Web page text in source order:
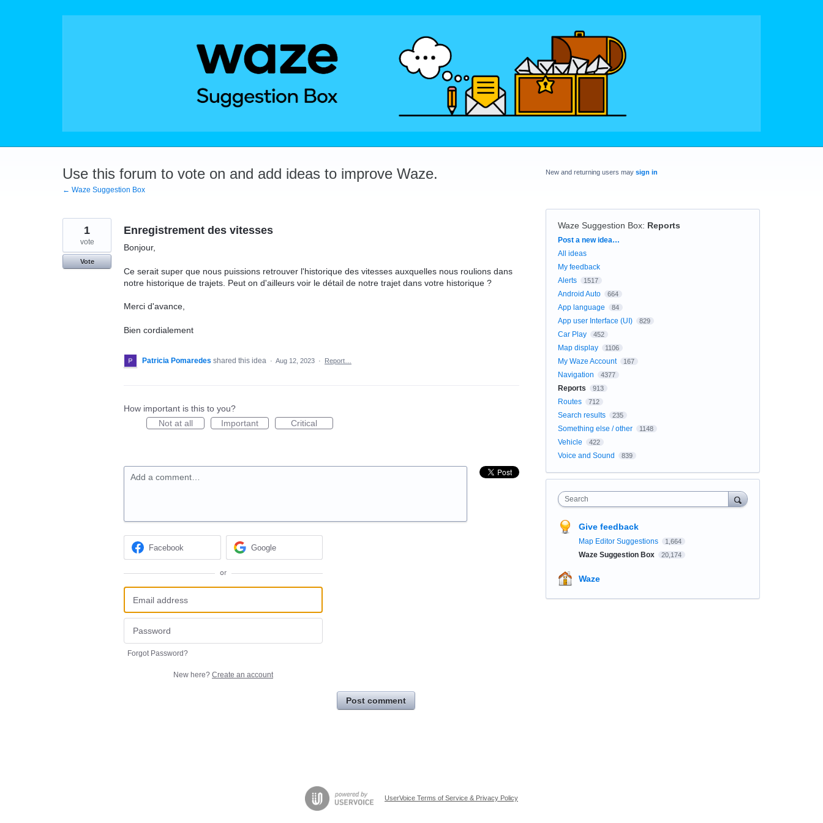
Use this forum to vote on and add ideas to improve Waze.
← Waze Suggestion Box
Enregistrement des vitesses
Bonjour,
Ce serait super que nous puissions retrouver l'historique des vitesses auxquelles nous roulions dans
notre historique de trajets. Peut on d'ailleurs voir le détail de notre trajet dans votre historique ?
Merci d'avance,
Bien cordialement
1
vote
Vote
Patricia Pomaredes shared this idea · Aug 12, 2023 · Report…
How important is this to you?
Not at all
Important Critical
Add a comment…
Facebook Google
or
Forgot Password?
New here? Create an account
Post comment
New and returning users may sign in
Waze Suggestion Box: Reports
Categories
Post a new idea…
All ideas
My feedback
Alerts
1517
Android Auto 664
App language 84
App user Interface (UI) 829
Car Play 452
Map display 1106
My Waze Account 167
Navigation 4377
Reports 913
Routes 712
Search results 235
Something else / other 1148
Vehicle 422
Voice and Sound 839
Search
Give feedback
Map Editor Suggestions 1,664
Waze Suggestion Box 20,174
Waze
UserVoice Terms of Service & Privacy Policy